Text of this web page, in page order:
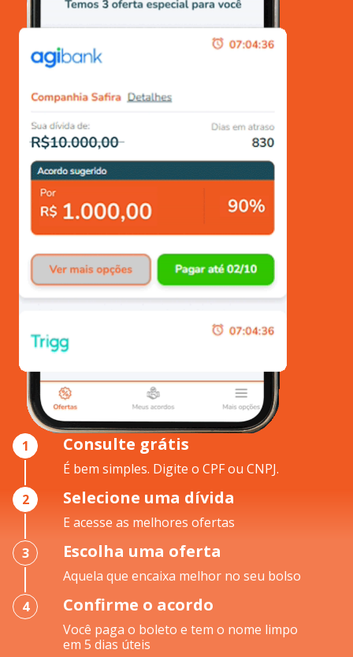
1 Consulte grátis
É bem simples. Digite o CPF ou CNPJ.
2
Selecione uma dívida
E acesse as melhores ofertas
3
Escolha uma oferta
Aquela que encaixa melhor no seu bolso
4
Confirme o acordo
Você paga o boleto e tem o nome limpo
em 5 dias úteis